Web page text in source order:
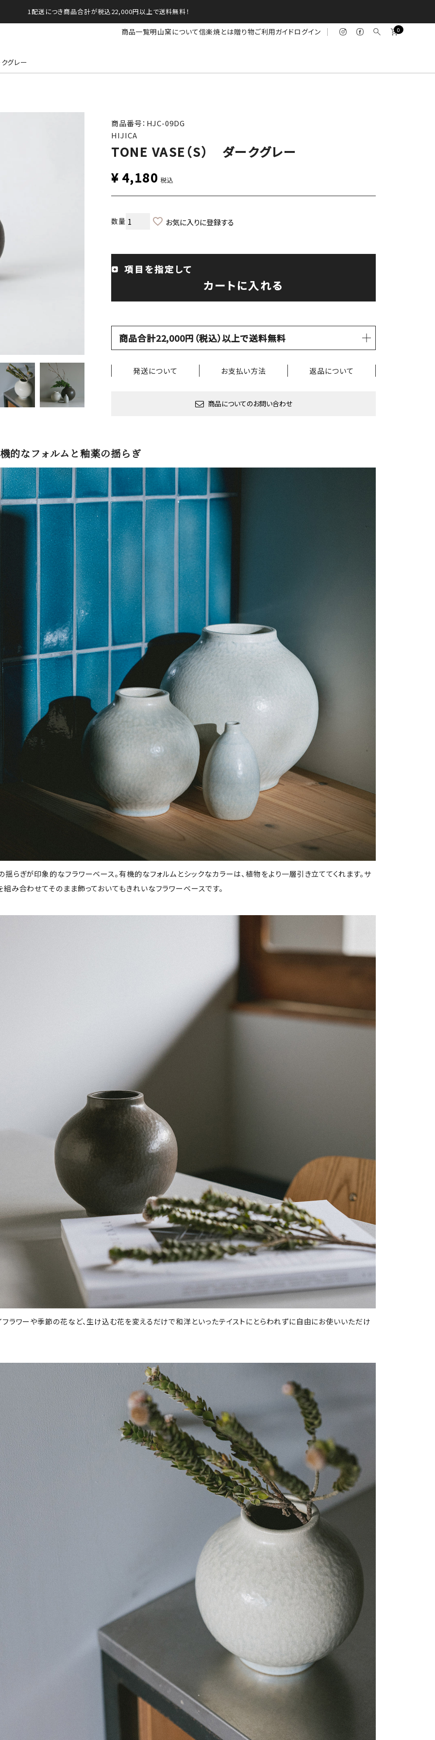
1配送につき商品合計が税込22,000円以上で送料無料！
商品一覧明山窯について信楽焼とは贈り物ご利用ガイドログイン 0
グレー
商品番号：HJC-09DG
HIJICA
TONE VASE（S） ダークグレー
¥ 4,180 税込
お気に入りに登録する
項目を指定して
カートに入れる
商品合計22,000円（税込）以上で送料無料
発送について お支払い方法 返品について
商品についてのお問い合わせ
的なフォルムと釉薬の揺らぎ
揺らぎが印象的なフラワーベース。有機的なフォルムとシックなカラーは、植物をより一層引き立ててくれます。サ
組み合わせてそのまま飾っておいてもきれいなフラワーベースです。
フラワーや季節の花など、生け込む花を変えるだけで和洋といったテイストにとらわれずに自由にお使いいただけ